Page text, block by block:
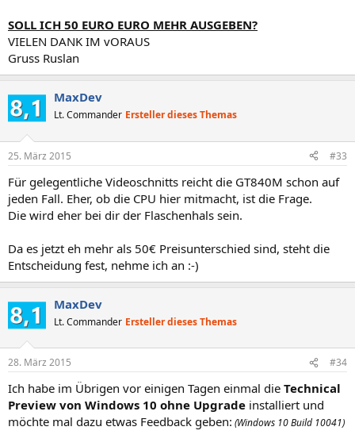
SOLL ICH 50 EURO EURO MEHR AUSGEBEN?
VIELEN DANK IM vORAUS
Gruss Ruslan
MaxDev
Lt. Commander Ersteller dieses Themas
25. März 2015 #33
Für gelegentliche Videoschnitts reicht die GT840M schon auf
jeden Fall. Eher, ob die CPU hier mitmacht, ist die Frage.
Die wird eher bei dir der Flaschenhals sein.
Da es jetzt eh mehr als 50€ Preisunterschied sind, steht die
Entscheidung fest, nehme ich an :-)
MaxDev
Lt. Commander Ersteller dieses Themas
28. März 2015 #34
Ich habe im Übrigen vor einigen Tagen einmal die Technical
Preview von Windows 10 ohne Upgrade installiert und
möchte mal dazu etwas Feedback geben: (Windows 10 Build 10041)